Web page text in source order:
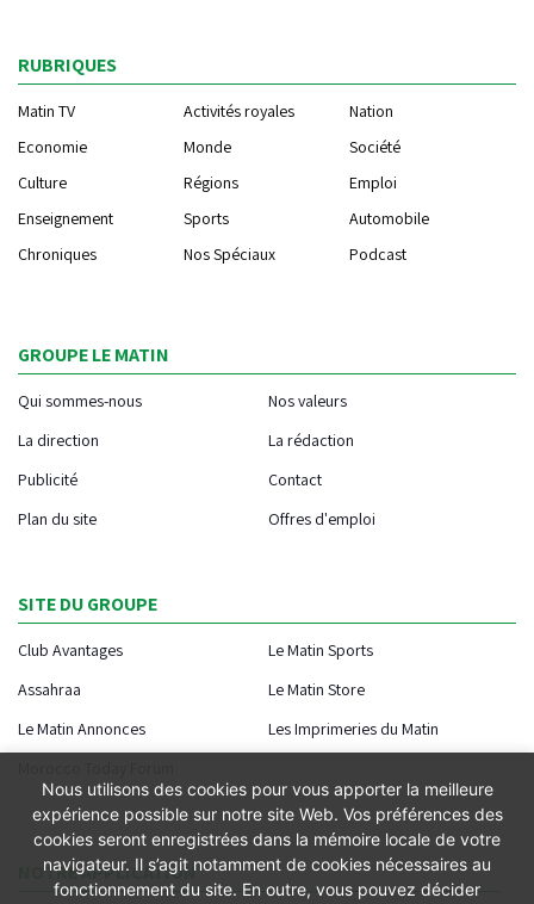
RUBRIQUES
Matin TV Activités royales
Nation
Economie
Monde
Société
Culture
Régions
Emploi
Enseignement
Sports
Automobile
Chroniques
Nos Spéciaux Podcast
GROUPE LE MATIN
Qui sommes-nous
Nos valeurs
La direction
La rédaction
Publicité
Contact
Plan du site
Offres d'emploi
SITE DU GROUPE
Club Avantages
Le Matin Sports
Assahraa
Le Matin Store
Le Matin Annonces
Les Imprimeries du Matin
NOTRE APPLICATION
Nous utilisons des cookies pour vous apporter la meilleure
expérience possible sur notre site Web. Vos préférences des
cookies seront enregistrées dans la mémoire locale de votre
navigateur. Il s’agit notamment de cookies nécessaires au
fonctionnement du site. En outre, vous pouvez décider